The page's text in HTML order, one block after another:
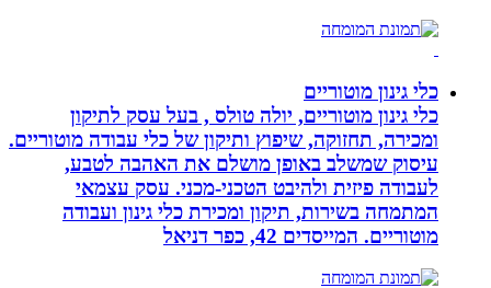
כלי גינון מוטוריים
כלי גינון מוטוריים, יולה טולס , בעל עסק לתיקון
ומכירה, תחזוקה, שיפוץ ותיקון של כלי עבודה מוטוריים.
עיסוק שמשלב באופן מושלם את האהבה לטבע,
לעבודה פיזית ולהיבט הטכני-מכני. עסק עצמאי
המתמחה בשירות, תיקון ומכירת כלי גינון ועבודה
מוטוריים. המייסדים 42, כפר דניאל